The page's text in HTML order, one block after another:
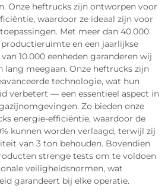
Onze heftrucks zijn ontworpen voor
waardoor ze ideaal zijn voor
Met meer dan 40.000
en een jaarlijkse
10.000 eenheden garanderen wij
lang meegaan. Onze heftrucks zijn
technologie, wat hun
verbetert — een essentieel aspect in
Zo bieden onze
energie-efficiëntie, waardoor de
kunnen worden verlaagd, terwijl zij
van 3 ton behouden. Bovendien
strenge tests om te voldoen
veiligheidsnormen, wat
garandeert bij elke operatie.